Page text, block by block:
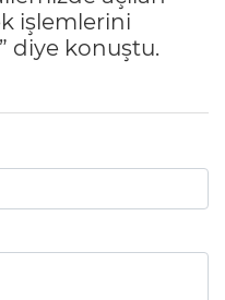
işlemlerini
diye konuştu.